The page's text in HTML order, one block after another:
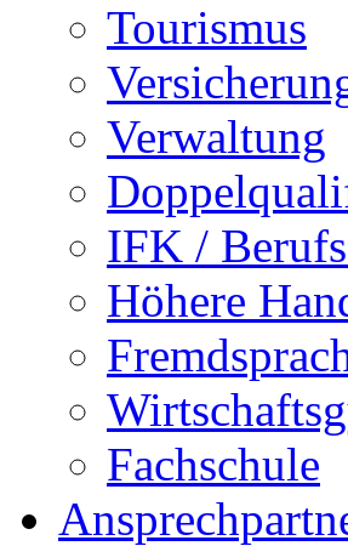
Tourismus
Verwaltung
IFK /
Höhere
Fachschule